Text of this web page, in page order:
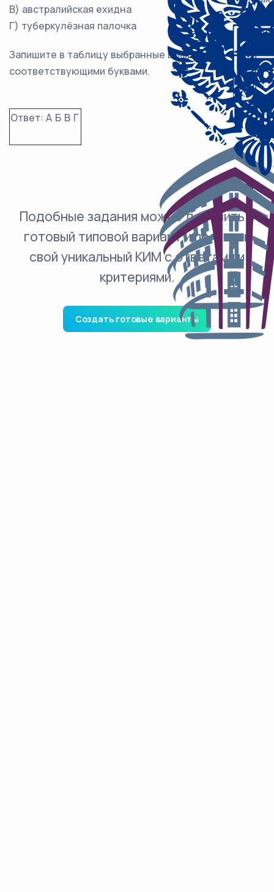
В) австралийская ехидна
Г) туберкулёзная палочка
3)
4)
Запишите в таблицу выбранные цифры под
соответствующими буквами.
Ответ: А Б В Г
Подобные задания можно добавить в
готовый типовой вариант и получить
свой уникальный КИМ с ответами и
критериями.
Создать готовые варианты